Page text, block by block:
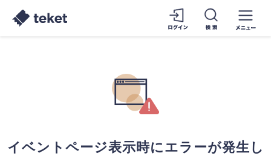
イベントページ表示時にエラーが発生し